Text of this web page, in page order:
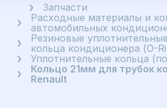
ГлавнаяЗапчасти
Расходные материалы и
автомобильных
Резиновые
кольца кондиционера (O-
Уплотнительные кольца
Кольцо 21мм для трубок
Renault